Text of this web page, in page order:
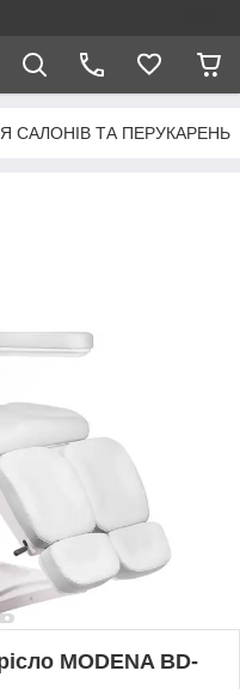
САЛОНІВ ТА ПЕРУКАРЕНЬ
MODENA BD-